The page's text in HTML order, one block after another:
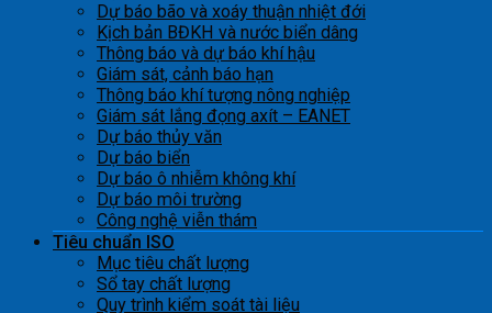
Dự báo bão và xoáy thuận nhiệt đới
Kịch bản BĐKH và nước biển dâng
Thông báo và dự báo khí hậu
Giám sát, cảnh báo hạn
Thông báo khí tượng nông nghiệp
Giám sát lắng đọng axít – EANET
Dự báo thủy văn
Dự báo biển
Dự báo ô nhiễm không khí
Dự báo môi trường
Công nghệ viễn thám
Tiêu chuẩn ISO
Mục tiêu chất lượng
Sổ tay chất lượng
Quy trình kiểm soát tài liệu